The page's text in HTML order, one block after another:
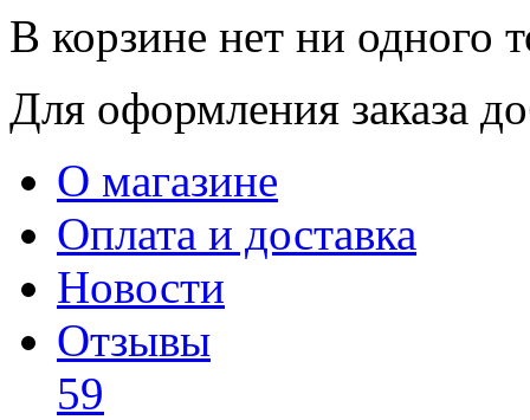
В корзине нет ни одного
Для оформления заказа
О магазине
Оплата и доставка
Новости
Отзывы
59